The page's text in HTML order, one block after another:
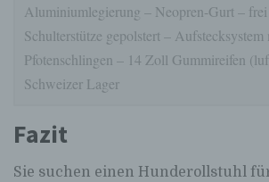
Aluminiumlegierung – Neopren-Gurt –
Schulterstütze gepolstert – Aufstecksystem
Pfotenschlingen – 14 Zoll Gummireifen
Schweizer Lager
Fazit
Sie suchen einen Hunderollstuhl